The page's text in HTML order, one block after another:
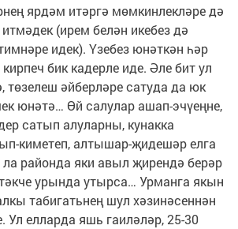
ярдәм итәргә мөмкинлекләре дә
(ирем белән икебез дә
идек). Үзебез юнәткән һәр
бик кадерле иде. Әле бит ул
төзелеш әйберләре сатуда да юк
юнәтә… Өй салулар ашап-эчүеңне,
сатып алуларны, кунакка
киметеп, алтышар-җидешәр елга
районда яки авыл җирендә берәр
урында утырса… Урманга якын
табигатьнең шул хәзинәсеннән
елларда яшь гаиләләр, 25-30